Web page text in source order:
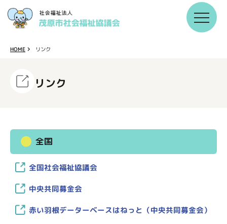
HOME リンク
リンク
全国
全国社会福祉協議会
中央共同募金会
赤い羽根データーベースはねっと（中央共同募金会）